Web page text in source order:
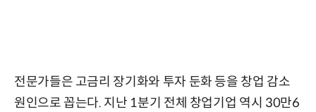
전문가들은 고금리 장기화와 투자 둔화 등을 창업 감소
원인으로 꼽는다. 지난 1분기 전체 창업기업 역시 30만6